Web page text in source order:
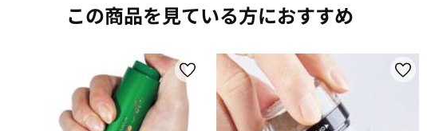
この商品を見ている方におすすめ